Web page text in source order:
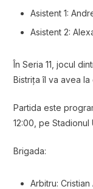
Asistent 1:
Asistent 2:
În Seria 11, jocul
Bistrița îl va avea la
Partida este
12:00, pe Stadionul
Brigada:
Arbitru: